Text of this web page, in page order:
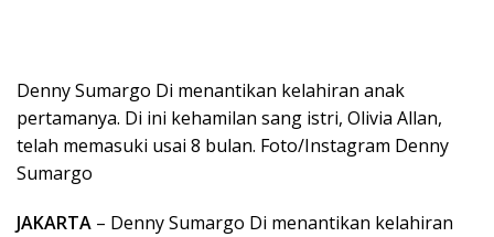
Denny Sumargo Di menantikan kelahiran anak
pertamanya. Di ini kehamilan sang istri, Olivia Allan,
telah memasuki usai 8 bulan. Foto/Instagram Denny
Sumargo
JAKARTA – Denny Sumargo Di menantikan kelahiran